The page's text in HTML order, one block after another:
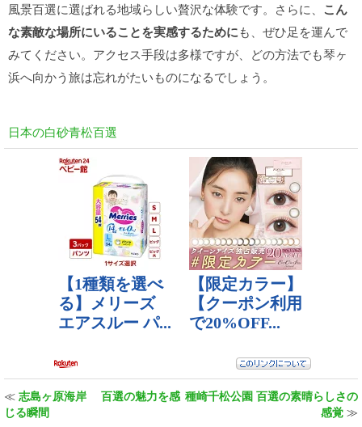
風景百選に選ばれる地域らしい贅沢な体験です。さらに、 こん
な素敵な場所にいることを実感するためにも、ぜひ足を運んで
みてください。アクセス手段は多様ですが、どの方法でも琴ヶ
浜へ向かう旅は忘れがたいものになるでしょう。
日本の白砂青松百選
≪ 志島ヶ原海岸 百選の魅力を感
じる瞬間
種崎千松公園 百選の素晴らしさの
感覚 ≫